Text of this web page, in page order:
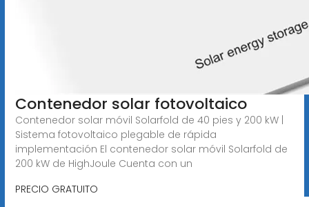
Contenedor solar fotovoltaico
Contenedor solar móvil Solarfold de 40 pies y 200 kW |
Sistema fotovoltaico plegable de rápida
implementación El contenedor solar móvil Solarfold de
200 kW de HighJoule Cuenta con un
PRECIO GRATUITO